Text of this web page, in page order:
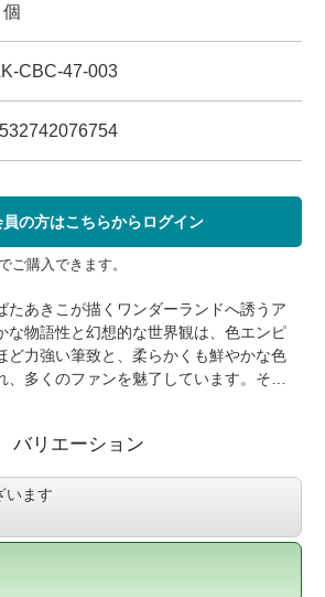
個
CBC-47-003
員の方はこちらからログイン
ご購入できます。
たあきこが描くワンダーランドへ誘うア
な物語性と幻想的な世界観は、色エンピ
ど力強い筆致と、柔らかくも鮮やかな色
多くのファンを魅了しています。その
いつでもそばで楽しめる機能的なステー
・。・。*＊かわばたあきこ氏の作品のワ
います。商品ごとに入っているメッセー
、どれも思わず集めたくなるかわいさで
ヌーボを使用。上質な風合いはもちろ
で筆記性にも優れています。お礼やギフ
を添えることで、心のこもった印象深い
バリエーション
います